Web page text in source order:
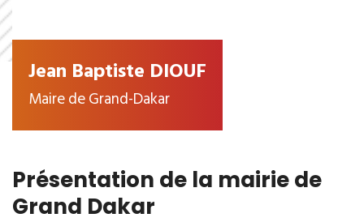
Jean Baptiste DIOUF
Maire de Grand-Dakar
Présentation de la mairie de
Grand Dakar